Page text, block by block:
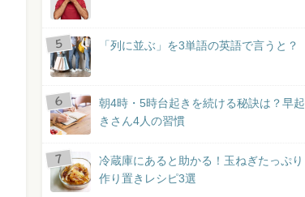
「列に並ぶ」を3単語の英語で言うと？
朝4時・5時台起きを続ける秘訣は？早起
きさん4人の習慣
冷蔵庫にあると助かる！玉ねぎたっぷり
作り置きレシピ3選